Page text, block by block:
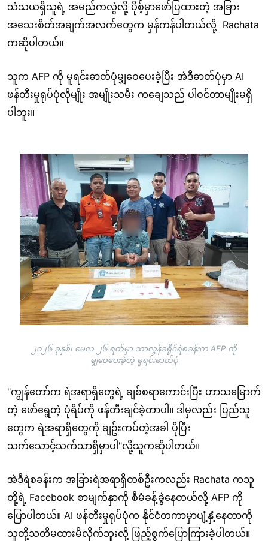
သံသယရှိသူရဲ့ အမည်ကလွဲလို့ ပိုစ့်မှာဖော်ပြထားတဲ့ အခြား
အသေးစိတ်အချက်အလက်တွေက မှန်ကန်ပါတယ်လို့ Rachata
ကဆိုပါတယ်။
သူက AFP ကို မူရင်းဓာတ်ပုံမျှဝေပေးခဲ့ပြီး အဲဒီဓာတ်ပုံမှာ AI
ဖန်တီးမှုရုပ်ပုံလိုမျိုး အမျိုးသမီး ကချေသည် ပါဝင်တာမျိုးမရှိ
ပါဘူး။
Image
၂၀၂၆ ခုနှစ်၊ မေလ ၂၆ ရက်မှာ သာလွန်ခရိုင်ရဲစခန်းက AFP ကို
မျှဝေပေးခဲ့တဲ့ မူရင်းဓာတ်ပုံ
"ကျွန်တော်က ရဲအရာရှိတွေရဲ့ ချစ်စရာကောင်းပြီး ဟာသမြောက်
တဲ့ ဖော်ရွေတဲ့ ပုံရိပ်ကို ဖန်တီးချင်ခဲ့တာပါ။ ဒါမှလည်း ပြည်သူ
တွေက ရဲအရာရှိတွေကို ချဥ်းကပ်တဲ့အခါ ပိုပြီး
သက်သောင့်သက်သာရှိမှာပါ"လို့သူကဆိုပါတယ်။
အဲဒီရဲစခန်းက အခြားရဲအရာရှိတစ်ဦးကလည်း Rachata ကသူ
တို့ရဲ့ Facebook စာမျက်နှာကို စီမံခန့်ခွဲနေတယ်လို့ AFP ကို
ပြောပါတယ်။ AI ဖန်တီးမှုရုပ်ပုံက နိုင်ငံတကာမှာပျံ့နှံ့နေတာကို
သူတို့သတိမထားမိလိုက်ဘူးလို့ ဖြည့်စွက်ပြောကြားခဲ့ပါတယ်။